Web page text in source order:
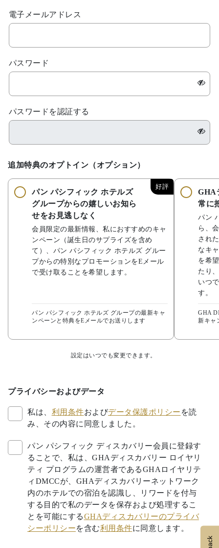
電子メールアドレス
パスワード
パスワードを認証する
追加特典のオプトイン（オプション）
好評
パン パシフィック ホテルズ
グループからの嬉しいお知ら
せをお見逃しなく
会員限定の最新情報、私におすすめのキャ
ンペーン（誕生日のサプライズを含め
て）、パン パシフィック ホテルズ グルー
プからの特別なプロモーションをEメール
で受け取ることを希望します。
パン パシフィック ホテルズ グループの最新キャ
ンペーンと特典をEメールでお送りします
GHA
常に
パン
ら、
され
なキ
を希
たり
いつ
す。
GHA
新キャ
設定はいつでも変更できます。
プライバシーおよびデータ
私は、 利用条件およびデータ保護ポリシー を読
み、その内容に同意しました。
パン パシフィック ディスカバリー会員に登録す
ることで、私は、GHAディスカバリー ロイヤリ
ティ プログラムの運営者であるGHAロイヤリテ
ィDMCCが、GHAディスカバリーネットワーク
内のホテルでの宿泊を認識し、リワードを付与
する目的で私のデータを保存および処理するこ
とを可能にするGHAディスカバリーのプライバ
シーポリシーを含む利用条件に同意します。